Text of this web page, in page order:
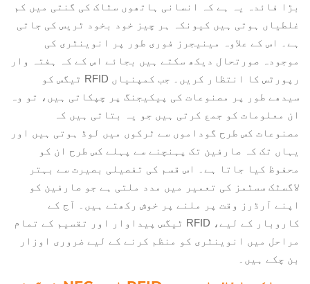
بڑا فائدہ یہ ہے کہ انسانی ہاتھوں سٹاک کی گنتی میں کم
غلطیاں ہوتی ہیں کیونکہ ہر چیز خود بخود ٹریس کی جاتی
ہے۔ اس کے علاوہ مینیجرز فوری طور پر انوینٹری کی
موجودہ صورتحال دیکھ سکتے ہیں بجائے اس کے کہ ہفتہ وار
رپورٹس کا انتظار کریں۔ جب کمپنیاں RFID ٹیگس کو
سیدھے طور پر مصنوعات کی پیکیجنگ پر چپکاتی ہیں، تو وہ
ان معلومات کو جمع کرتی ہیں جو یہ بتاتی ہیں کہ
مصنوعات کس طرح گوداموں سے ٹرکوں میں لوڈ ہوتی ہیں اور
یہاں تک کہ صارفین تک پہنچنے سے پہلے کس طرح ان کو
محفوظ کیا جاتا ہے۔ اس قسم کی تفصیلی بصیرت سے بہتر
لاگسٹک سسٹمز کی تعمیر میں مدد ملتی ہے جو صارفین کو
اپنے آرڈرز وقت پر ملنے پر خوش رکھتے ہیں۔ آج کے
کاروبار کے لیے، RFID ٹیگس پیداوار اور تقسیم کے تمام
مراحل میں انوینٹری کو منظم کرنے کے لیے ضروری اوزار
بن چکے ہیں۔